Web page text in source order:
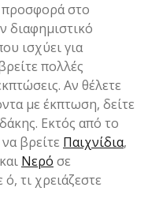
στο
διαφημιστικό
ισχύει για
πολλές
Αν θέλετε
με έκπτωση, δείτε
Εκτός από το
βρείτε Παιχνίδια,
και Νερό σε
τι χρειάζεστε